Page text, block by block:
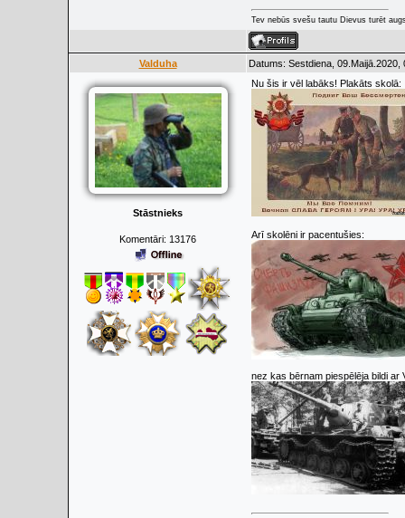
Tev nebūs svešu tautu Dievus turēt
Valduha Datums: Sestdiena,
Stāstnieks
Komentāri: 13176
Nu šis ir vēl labāks! Plakāts skolā:
Arī skolēni ir pacentušies:
nez kas bērnam piespēlēja bildi ar